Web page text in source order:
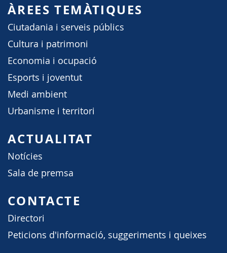
ÀREES TEMÀTIQUES
Ciutadania i serveis públics
Cultura i patrimoni
Economia i ocupació
Esports i joventut
Medi ambient
Urbanisme i territori
ACTUALITAT
Notícies
Sala de premsa
CONTACTE
Directori
Peticions d'informació, suggeriments i queixes